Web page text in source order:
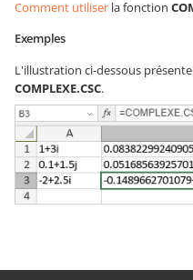
Comment utiliser la fonction
Exemples
L'illustration ci-dessous
COMPLEXE.CSC.